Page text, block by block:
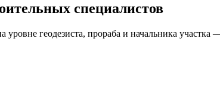
специалистов
уровне геодезиста, прораба и начальника участка